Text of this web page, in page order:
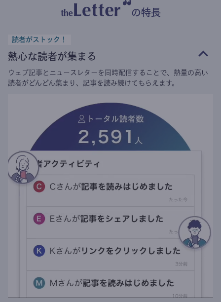
の特長
読者がストック！
熱心な読者が集まる
ウェブ記事とニュースレターを同時配信することで、熱量の高い
読者がどんどん集まり、記事を読み続けてもらえます。